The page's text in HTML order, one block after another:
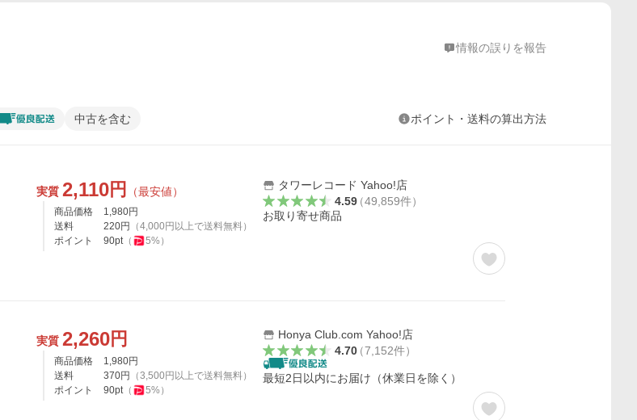
情報の誤りを報告
中古を含む ポイント・送料の算出方法
実質 2,110円 （最安値）
商品価格 1,980円
送料
220円 （4,000 円以上で送料無料）
ポイント
90pt（ 5%）
タワーレコード Yahoo!店
4.59（49,859件）
お取り寄せ商品
実質 2,260円
商品価格 1,980円
送料
370円 （3,500 円以上で送料無料）
ポイント
90pt（ 5%）
Honya Club.com Yahoo!店
4.70（7,152件）
最短2日以内にお届け（休業日を除く）